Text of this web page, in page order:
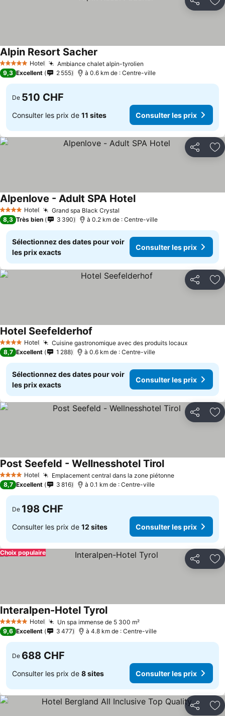
Partager
5 Étoiles Hotel Ambiance chalet alpin-tyrolien
Alpin Resort Sacher
9,3 Excellent 2 555 à 0.6 km de : Centre-ville
De 510 CHF
Consulter les prix de 11 sites Consulter les prix
Partager
4 Étoiles Hotel Grand spa Black Crystal
Alpenlove - Adult SPA Hotel
8,3 Très bien 3 390 à 0.2 km de : Centre-ville
Sélectionnez des dates pour voir
les prix exacts
Consulter les prix
Partager
4 Étoiles Hotel Cuisine gastronomique avec des produits locaux
Hotel Seefelderhof
8,7 Excellent 1 288 à 0.6 km de : Centre-ville
Sélectionnez des dates pour voir
les prix exacts
Consulter les prix
Partager
4 Étoiles Hotel Emplacement central dans la zone piétonne
Post Seefeld - Wellnesshotel Tirol
8,7 Excellent 3 816 à 0.1 km de : Centre-ville
De 198 CHF
Consulter les prix de 12 sites Consulter les prix
Partager
Choix populaire
5 Étoiles Hotel Un spa immense de 5 300 m²
Interalpen-Hotel Tyrol
9,6 Excellent 3 477 à 4.8 km de : Centre-ville
De 688 CHF
Consulter les prix de 8 sites Consulter les prix
Partager